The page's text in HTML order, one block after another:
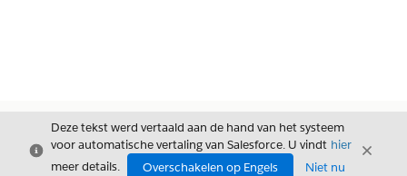
Sluiten
Deze tekst werd vertaald aan de hand van het systeem
voor automatische vertaling van Salesforce. U vindt hier
meer details.
Overschakelen op Engels Niet nu
Sluiten